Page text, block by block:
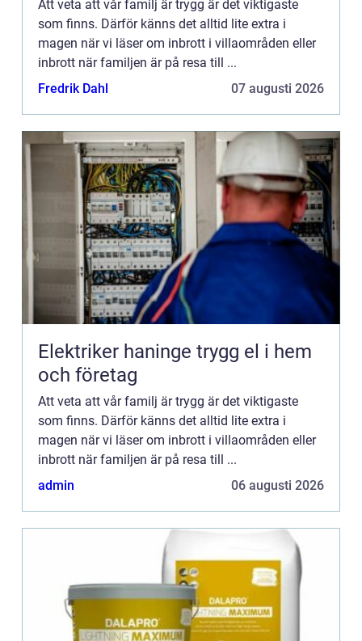
Att veta att vår familj är trygg är det viktigaste
som finns. Därför känns det alltid lite extra i
magen när vi läser om inbrott i villaområden eller
inbrott när familjen är på resa till ...
Fredrik Dahl
07 augusti 2026
Elektriker haninge trygg el i hem
och företag
Att veta att vår familj är trygg är det viktigaste
som finns. Därför känns det alltid lite extra i
magen när vi läser om inbrott i villaområden eller
inbrott när familjen är på resa till ...
admin
06 augusti 2026